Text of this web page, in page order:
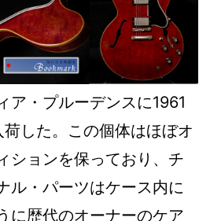
ア・プルーデンスに1961
した。この個体はほぼオ
ションを保っており、チ
ル・パーツはケース内に
に歴代のオーナーのケア